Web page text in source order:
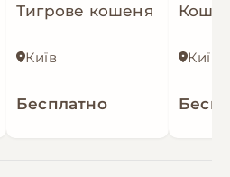
Тигрове кошеня
Київ
Бесплатно
Київ